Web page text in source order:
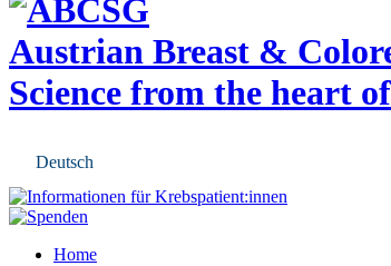
Austrian Breast &
Science from the heart
Deutsch
Home